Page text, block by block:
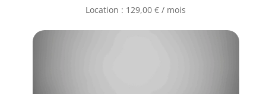
Location : 129,00€ / mois